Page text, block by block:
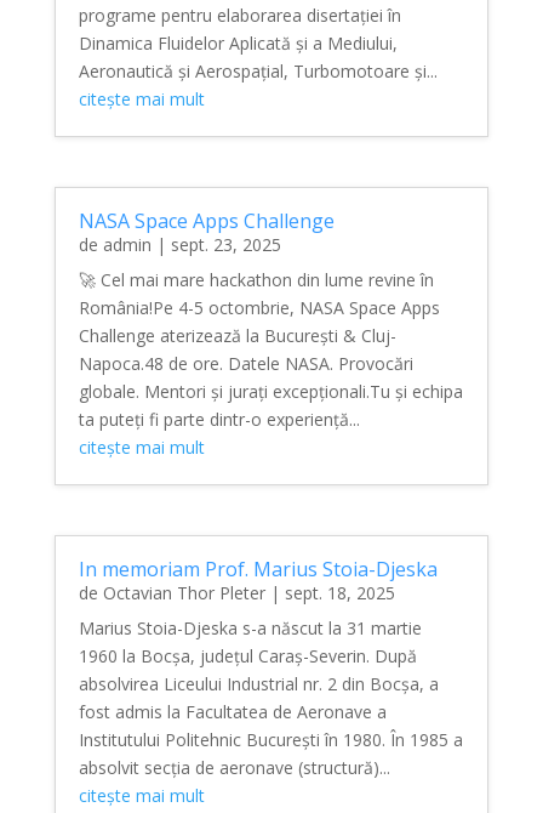
programe pentru elaborarea disertației în
Dinamica Fluidelor Aplicată și a Mediului,
Aeronautică și Aerospațial, Turbomotoare și...
citește mai mult
NASA Space Apps Challenge
de admin | sept. 23, 2025
🚀 Cel mai mare hackathon din lume revine în
România!Pe 4-5 octombrie, NASA Space Apps
Challenge aterizează la București & Cluj-
Napoca.48 de ore. Datele NASA. Provocări
globale. Mentori și jurați excepționali.Tu și echipa
ta puteți fi parte dintr-o experiență...
citește mai mult
In memoriam Prof. Marius Stoia-Djeska
de Octavian Thor Pleter| sept. 18, 2025
Marius Stoia-Djeska s-a născut la 31 martie
1960 la Bocșa, județul Caraș-Severin. După
absolvirea Liceului Industrial nr. 2 din Bocșa, a
fost admis la Facultatea de Aeronave a
Institutului Politehnic București în 1980. În 1985 a
absolvit secția de aeronave (structură)...
citește mai mult